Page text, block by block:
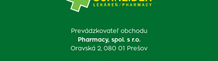
Prevádzkovateľ obchodu
Pharmacy, spol. s r.o.
Oravská 2, 080 01 Prešov